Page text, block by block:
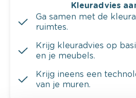
Kleuradvies
Ga samen met de
ruimtes.
Krijg kleuradvies op
en je meubels.
Krijg ineens een
van je muren.